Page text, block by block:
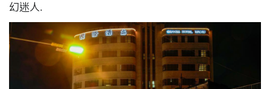
搜
索
幻迷人.